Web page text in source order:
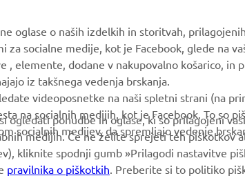
oglase o naših izdelkih in storitvah,
socialne medije, kot je Facebook, glede na
elemente, dodane v nakupovalno košarico, in
iz takšnega vedenja brskanja.
videoposnetke na naši spletni strani (na
na socialnih medijih, kot je Facebook. To so
socialnih medijev, da spremljajo vedenje
ogledati ponudbe in oglase, ki so prilagojeni
medijih. Če ne želite sprejeti teh piškotkov
kliknite spodnji gumb »Prilagodi nastavitve
pravilnika o piškotkih. Preberite si to politiko